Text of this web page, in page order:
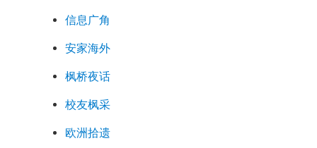
信息广角
安家海外
枫桥夜话
校友枫采
欧洲拾遗